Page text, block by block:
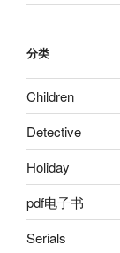
分类
Children
Detective
Holiday
pdf电子书
Serials